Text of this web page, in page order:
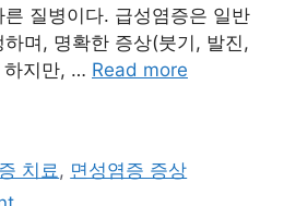
질병이다. 급성염증은 일반
며, 명확한 증상(붓기, 발진,
하지만, … Read more
치료 , 면성염증 증상